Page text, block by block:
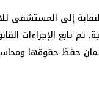
إلى المستشفى
ثم تابع الإجراءات
حفظ حقوقها